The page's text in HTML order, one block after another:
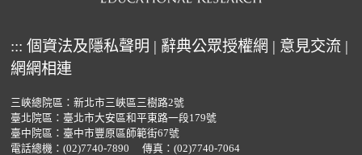
::: 個資法及隱私聲明 | 辭典公眾授權網 | 意見交流 |
網網相連
三峽總院區：新北市三峽區三樹路2號
臺北院區：臺北市大安區和平東路一段179號
臺中院區：臺中市豐原區師範街67號
電話總機： (02)7740-7890 傳真：(02)7740-7064